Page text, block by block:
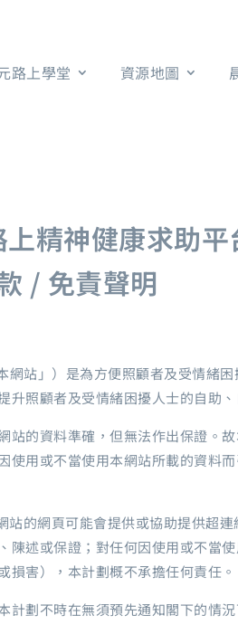
路上學堂 資源地圖
精神健康求助平
/ 免責聲明
站」）是為方便照顧者及受情緒
照顧者及受情緒困擾人士的自助
的資料準確，但無法作出保證。
用或不當使用本網站所載的資料
的網頁可能會提供或協助提供超
述或保證；對任何因使用或不當
害），本計劃概不承擔任何責任。
劃不時在無須預先通知閣下的情